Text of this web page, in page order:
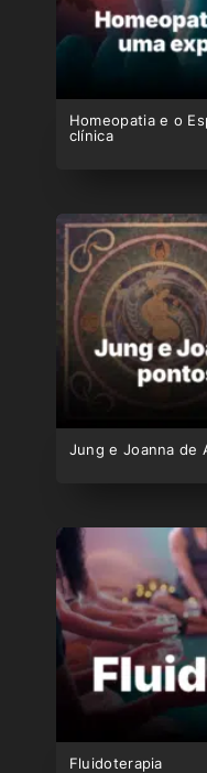
Homeopatia e o
clínica
Jung e Joanna de
Fluidoterapia